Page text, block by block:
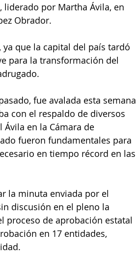
liderado por Martha Ávila, en
Obrador.
que la capital del país tardó
para la transformación del
fue avalada esta semana
con el respaldo de diversos
en la Cámara de
fueron fundamentales para
en tiempo récord en las
la minuta enviada por el
discusión en el pleno la
proceso de aprobación estatal
en 17 entidades,